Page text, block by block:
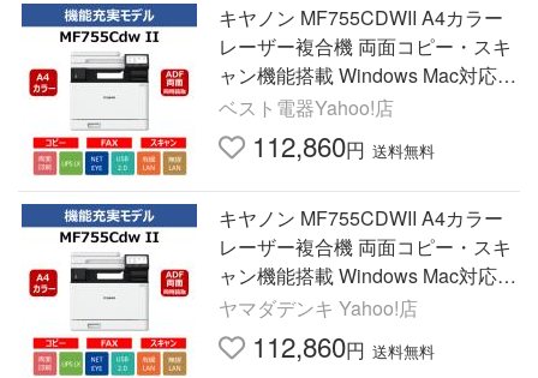
キヤノン MF755CDWII A4カラー
レーザー複合機 両面コピー・スキ
ャン機能搭載 Windows Mac対応
ホワイト
ベスト電器Yahoo!店
112,860円 送料無料
キヤノン MF755CDWII A4カラー
レーザー複合機 両面コピー・スキ
ャン機能搭載 Windows Mac対応
ホワイト
ヤマダデンキ Yahoo!店
112,860円 送料無料